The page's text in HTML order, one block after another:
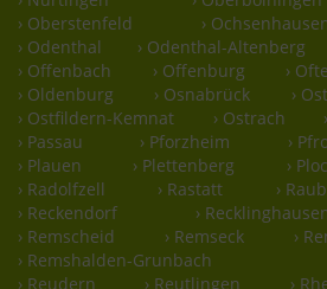
› Oberstenfeld
›
› Odenthal
› Odenthal-Altenberg
› Offenbach
› Offenburg ›
› Oldenburg
› Osnabrück ›
› Ostfildern-Kemnat
› Ostrach
› Passau
› Pforzheim ›
› Plauen
› Plettenberg ›
› Radolfzell
› Rastatt ›
› Reckendorf
›
› Remscheid
› Remseck
›
› Remshalden-Grunbach
› Reudern
› Reutlingen ›